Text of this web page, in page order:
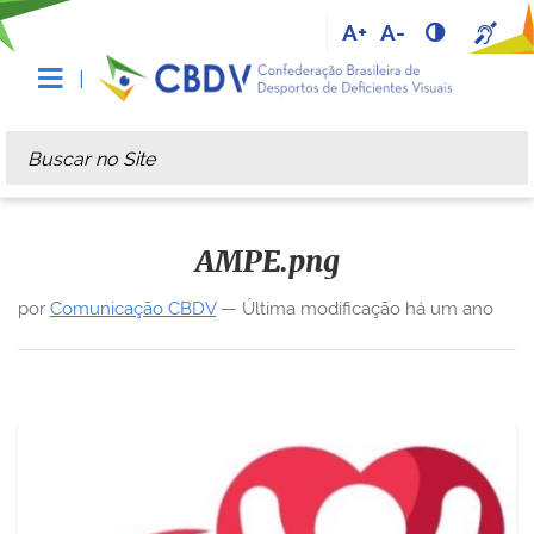
A+ A-
Busca
Busca Avançada…
AMPE.png
por Comunicação CBDV— Última modificação há um ano